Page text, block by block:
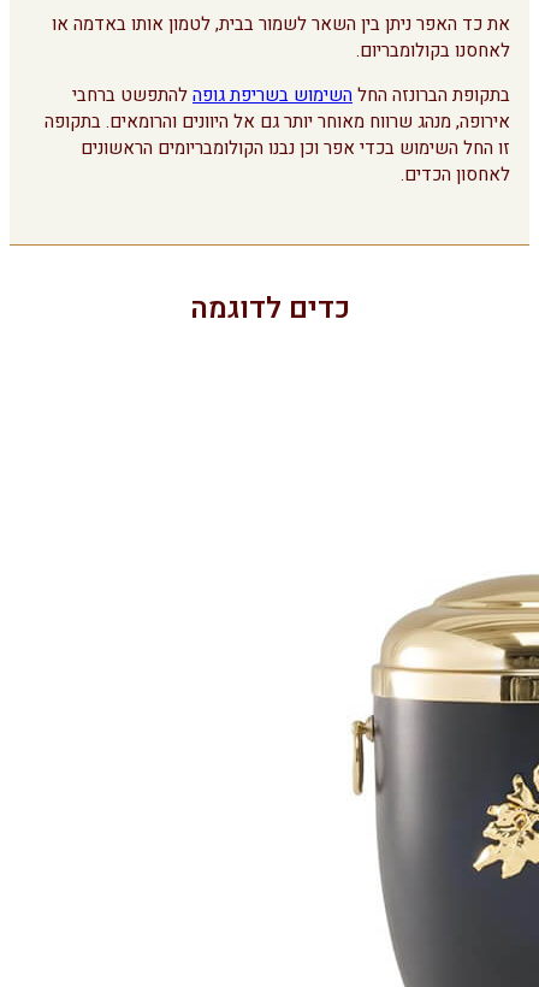
את כד האפר ניתן בין השאר לשמור בבית, לטמון אותו באדמה או
לאחסנו בקולומבריום.
בתקופת הברונזה החל השימוש בשריפת גופהלהתפשט ברחבי
אירופה, מנהג שרווח מאוחר יותר גם אל היוונים והרומאים. בתקופה
זו החל השימוש בכדי אפר וכן נבנו הקולומבריומים הראשונים
לאחסון הכדים.
כדים לדוגמה